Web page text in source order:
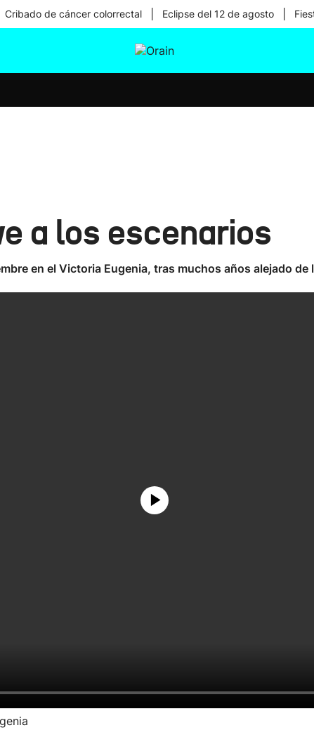
Cribado de cáncer colorrectal Eclipse del 12 de agosto
a los escenarios
en el Victoria Eugenia, tras muchos años alejado de